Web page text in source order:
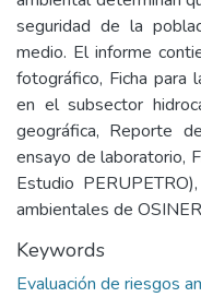
seguridad de la
medio. El informe
fotográfico, Ficha para
en el subsector
geográfica, Reporte
ensayo de laboratorio,
Estudio
ambientales de
Keywords
Evaluación de riesgos